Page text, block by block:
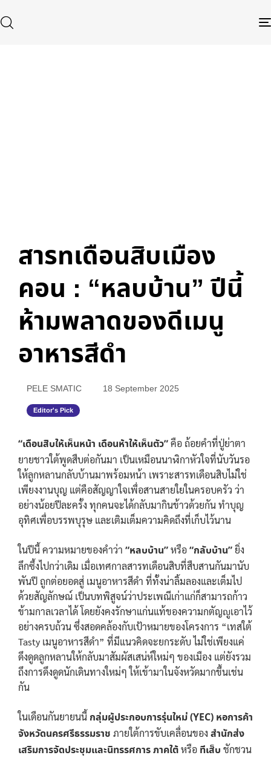
สารทเดือนสิบเมือง
คอน : “หลบบ้าน” ปีนี้
ห้ามพลาดของดีเมนู
อาหารสีดำ
PELE SMATIC 18 September 2025
Editor's Pick
“เดือนสิบให้เห็นหน้า เดือนห้าให้เห็นตัว”คือ ถ้อยคำที่ปู่ย่าตา
ยายชาวใต้พูดสืบต่อกันมา เป็นเหมือนนาฬิกาหัวใจที่นับวันรอ
ให้ลูกหลานกลับบ้านมาพร้อมหน้า เพราะสารทเดือนสิบไม่ใช่
เพียงงานบุญ แต่คือสัญญาใจเพื่อสานสายใยในครอบครัว ว่า
อย่างน้อยปีละครั้ง ทุกคนจะได้กลับมากินข้าวด้วยกัน ทำบุญ
อุทิศเพื่อบรรพบุรุษ และเติมเต็มความคิดถึงที่เก็บไว้นาน
ในปีนี้ ความหมายของคำว่า “หลบบ้าน”หรือ“กลับบ้าน”ยิ่ง
ลึกซึ้งไปกว่าเดิม เมื่อเทศกาลสารทเดือนสิบที่สืบสานกันมานับ
พันปี ถูกต่อยอดสู่ เมนูอาหารสีดำ ที่ทั้งน่าลิ้มลองและเต็มไป
ด้วยสัญลักษณ์ เป็นบทพิสูจน์ว่าประเพณีเก่าแก่ก็สามารถก้าว
ข้ามกาลเวลาได้ โดยยังคงรักษาแก่นแท้ของความกตัญญูเอาไว้
อย่างครบถ้วน ซึ่งสอดคล้องกับเป้าหมายของโครงการ “เทสใต้
Tasty เมนูอาหารสีดำ” ที่มีแนวคิดจะยกระดับ ไม่ใช่เพียงแค่
ดึงดูดลูกหลานให้กลับมาสัมผัสเสน่ห์ใหม่ๆ ของเมือง แต่ยังรวม
ถึงการดึงดูดนักเดินทางใหม่ๆ ให้เข้ามาในจังหวัดมากขึ้นเช่น
กัน
ในเดือนกันยายนนี้ กลุ่มผู้ประกอบการรุ่นใหม่ (YEC) หอการค้า
จังหวัดนครศรีธรรมราช ภายใต้การขับเคลื่อนของ สำนักส่ง
เสริมการจัดประชุมและนิทรรศการ ภาคใต้หรือ ทีเส็บ ชักชวน